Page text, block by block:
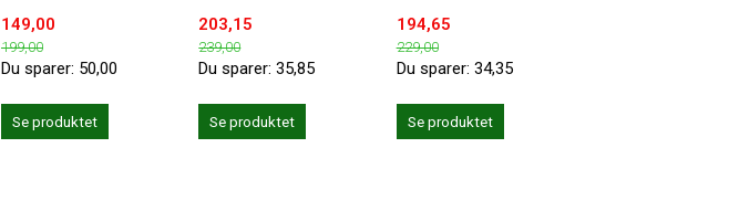
149,00
199,00
Du sparer: 50,00
Se produktet
203,15
239,00
Du sparer:35,85
Se produktet
194,65
229,00
Du sparer: 34,35
Se produktet